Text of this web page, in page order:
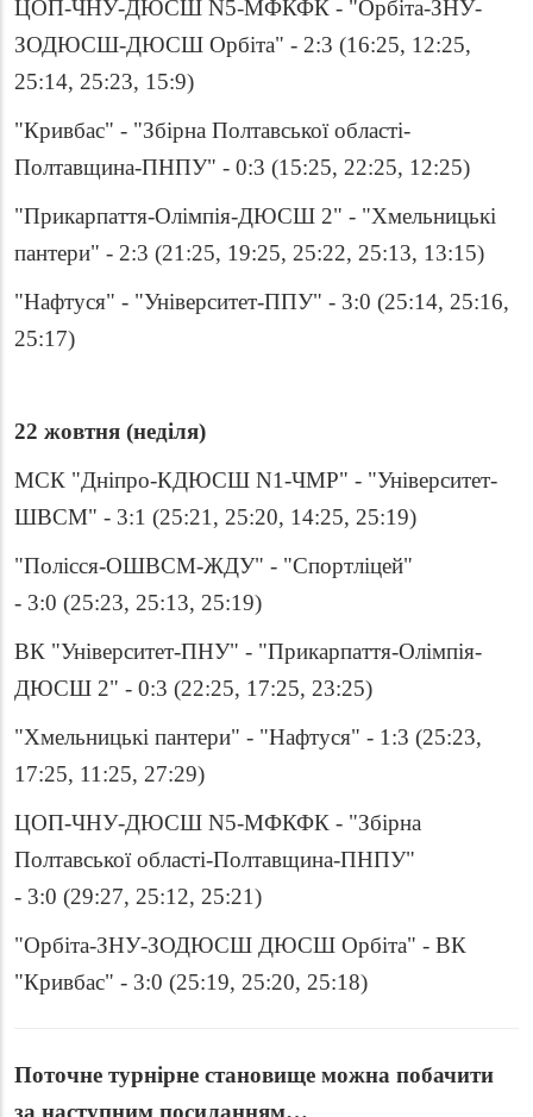
ЦОП-ЧНУ-ДЮСШ N5-МФКФК - "Орбіта-ЗНУ-
ЗОДЮСШ-ДЮСШ Орбіта" - 2:3 (16:25, 12:25,
25:14, 25:23, 15:9)
"Кривбас" - "Збірна Полтавської області-
Полтавщина-ПНПУ" - 0:3 (15:25, 22:25, 12:25)
"Прикарпаття-Олімпія-ДЮСШ 2" - "Хмельницькі
пантери" - 2:3 (21:25, 19:25, 25:22, 25:13, 13:15)
"Нафтуся" - "Університет-ППУ" - 3:0 (25:14, 25:16,
25:17)
22 жовтня (неділя)
МСК "Дніпро-КДЮСШ N1-ЧМР" - "Університет-
ШВСМ" - 3:1 (25:21, 25:20, 14:25, 25:19)
"Полісся-ОШВСМ-ЖДУ" - "Спортліцей"
- 3:0 (25:23, 25:13, 25:19)
ВК "Університет-ПНУ" - "Прикарпаття-Олімпія-
ДЮСШ 2" - 0:3 (22:25, 17:25, 23:25)
"Хмельницькі пантери" - "Нафтуся" - 1:3 (25:23,
17:25, 11:25, 27:29)
ЦОП-ЧНУ-ДЮСШ N5-МФКФК - "Збірна
Полтавської області-Полтавщина-ПНПУ"
- 3:0 (29:27, 25:12, 25:21)
"Орбіта-ЗНУ-ЗОДЮСШ ДЮСШ Орбіта" - ВК
"Кривбас" - 3:0 (25:19, 25:20, 25:18)
Поточне турнірне становище можна побачити
за наступним посиланням…